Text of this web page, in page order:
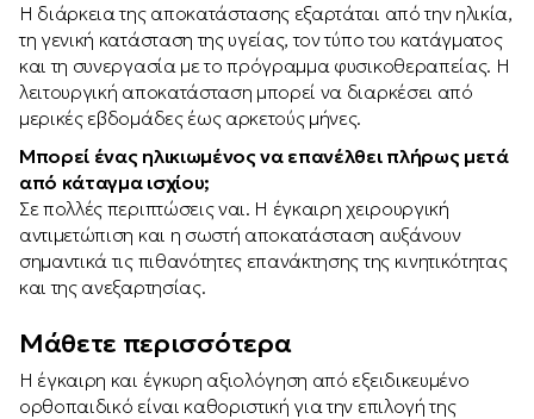
Η διάρκεια της αποκατάστασης εξαρτάται από την ηλικία,
τη γενική κατάσταση της υγείας, τον τύπο του κατάγματος
και τη συνεργασία με το πρόγραμμα φυσικοθεραπείας. Η
λειτουργική αποκατάσταση μπορεί να διαρκέσει από
μερικές εβδομάδες έως αρκετούς μήνες.
Μπορεί ένας ηλικιωμένος να επανέλθει πλήρως μετά
από κάταγμα ισχίου;
Σε πολλές περιπτώσεις ναι. Η έγκαιρη χειρουργική
αντιμετώπιση και η σωστή αποκατάσταση αυξάνουν
σημαντικά τις πιθανότητες επανάκτησης της κινητικότητας
και της ανεξαρτησίας.
Μάθετε περισσότερα
Η έγκαιρη και έγκυρη αξιολόγηση από εξειδικευμένο
ορθοπαιδικό είναι καθοριστική για την επιλογή της